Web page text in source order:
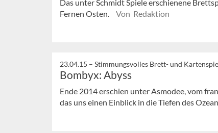
Das unter Schmidt Spiele erschienene
Fernen Osten.
Von Redaktion
23.04.15 – Stimmungsvolles Brett- und
Bombyx: Abyss
Ende 2014 erschien unter Asmodee, vom
das uns einen Einblick in die Tiefen des